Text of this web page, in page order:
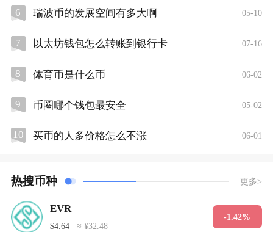
6 瑞波币的发展空间有多大啊 05-10
7 以太坊钱包怎么转账到银行卡 07-16
8 体育币是什么币 06-02
9 币圈哪个钱包最安全 05-02
10 买币的人多价格怎么不涨 06-01
热搜币种 更多>
EVR
$4.64 ≈ ¥32.48
-1.42%